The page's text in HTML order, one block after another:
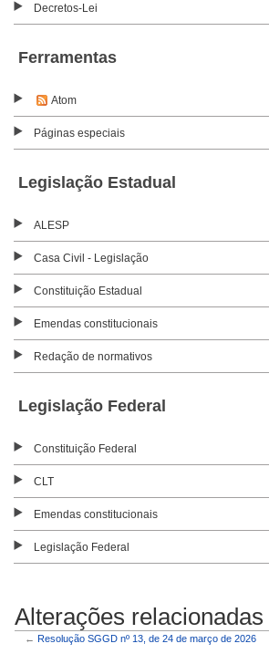
Decretos-Lei
Ferramentas
Atom
Páginas especiais
Legislação Estadual
ALESP
Casa Civil - Legislação
Constituição Estadual
Emendas constitucionais
Redação de normativos
Legislação Federal
Constituição Federal
CLT
Emendas constitucionais
Legislação Federal
Alterações
← Resolução SGGD nº 13, de 24 de março de 2026